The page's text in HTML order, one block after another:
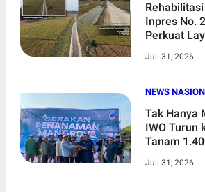
Inpres No.
Perkuat
Lebak,
Lebak
Juli 31, 2026
NEWS
Tak Hanya
IWO Turun
Tanam
Indonesia
Juli 31, 2026